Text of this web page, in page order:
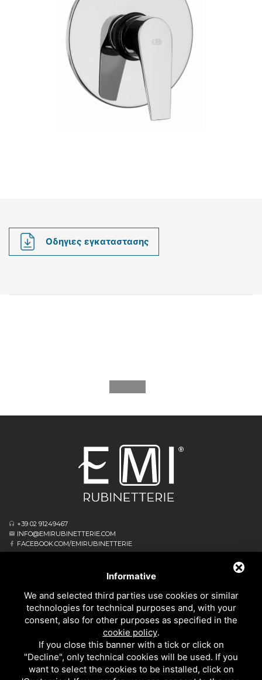
Οδηγιες εγκαταστασης
+39 02 91249467
INFO@EMIRUBINETTERIE.COM
FACEBOOK.COM/EMIRUBINETTERIE
20062 CASSANO D’ADDA MI - ITALIA
ΕΠΙΧΕΙΡΗΣΙΑΚΌ ΑΡΧΗΓΕΊΟ
VIA GIOVANNI FALCONE, 4
20873 CAVENAGO DI BRIANZA MB - ITALIA
ΚΟΥΖΙΝΑΣ
ΌΛΑ ΤΑ ΠΡΟΪΌΝΤΑ
Informative
We and selected third parties use cookies or similar
technologies for technical purposes and, with your
consent, also for other purposes as specified in the
cookie policy.
If you close this banner with a tick or click on
"Decline", only technical cookies will be used. If you
want to select the cookies to be installed, click on